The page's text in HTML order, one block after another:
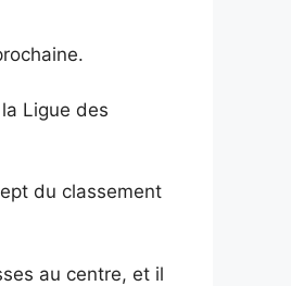
Ligue des
du classement
au centre, et il